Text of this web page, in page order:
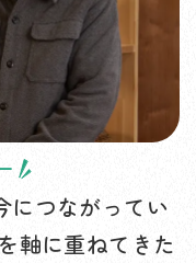
につながってい
軸に重ねてきた